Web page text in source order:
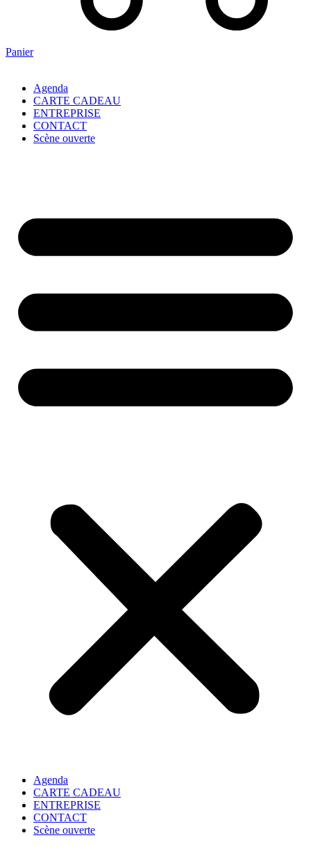
Panier
Agenda
CARTE CADEAU
ENTREPRISE
CONTACT
Scène ouverte
Agenda
CARTE CADEAU
ENTREPRISE
CONTACT
Scène ouverte